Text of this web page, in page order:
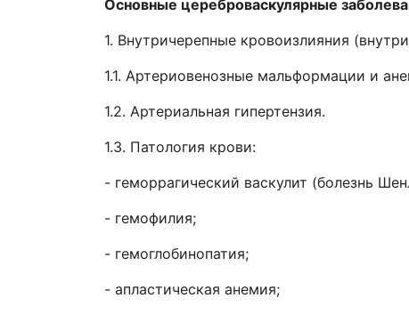
Основные цереброваскулярные
1. Внутричерепные кровоизлияния
1.1. Артериовенозные мальформации и
1.2. Артериальная гипертензия.
1.3. Патология крови:
- геморрагический васкулит (болезнь
- гемофилия;
- гемоглобинопатия;
- апластическая анемия;